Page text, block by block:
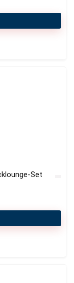
Set